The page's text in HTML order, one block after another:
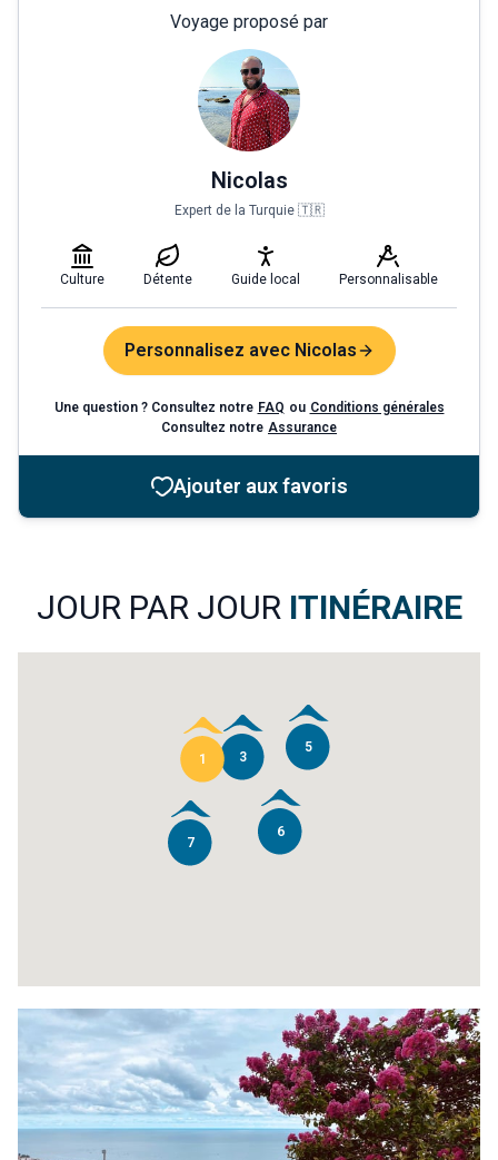
Voyage proposé par
Nicolas
Expert de la Turquie 🇹🇷
Culture Détente Guide local Personnalisable
Personnalisez avec Nicolas
Une question ? Consultez notre FAQ ou Conditions générales
Consultez notre Assurance
Ajouter aux favoris
JOUR PAR JOUR ITINÉRAIRE
1 3
5
6
7